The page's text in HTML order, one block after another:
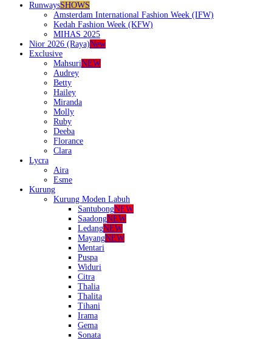
RunwaysSHOWS
Amsterdam International Fashion Week (IFW)
Kedah Fashion Week (KFW)
MIHAS 2025
Nior 2026 (Raya)New
Exclusive
MahsuriNEW
Audrey
Betty
Hailey
Miranda
Molly
Ruby
Deeba
Florance
Clara
Lycra
Aira
Esme
Kurung
Kurung Moden Labuh
SantubongNEW
SaadongNEW
LedangNEW
MayangNEW
Mentari
Puspa
Widuri
Citra
Thalia
Thalita
Tihani
Irama
Gema
Sonata